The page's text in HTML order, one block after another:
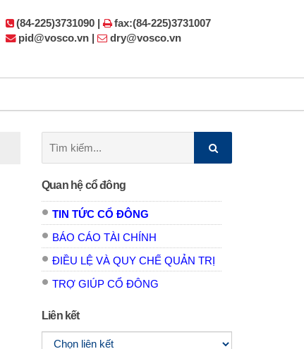
(84-225)3731090 |
fax:(84-225)3731007
pid@vosco.vn |
dry@vosco.vn
kiếm:
Quan hệ cổ đông
TIN TỨC CỔ ĐÔNG
BÁO CÁO TÀI CHÍNH
ĐIỀU LỆ VÀ QUY CHẾ QUẢN TRỊ
TRỢ GIÚP CỔ ĐÔNG
Liên kết